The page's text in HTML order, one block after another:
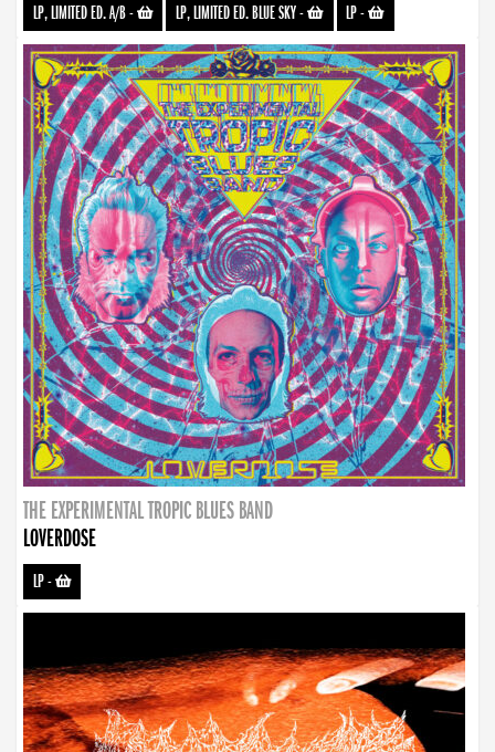
LP, LIMITED ED. A/B- LP, LIMITED ED. BLUE SKY- LP-
THE EXPERIMENTAL TROPIC BLUES BAND
LOVERDOSE
LP-